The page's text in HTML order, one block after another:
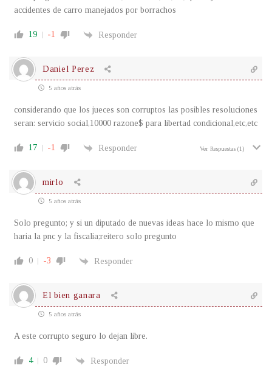
accidentes de carro manejados por borrachos
19 -1 Responder
Daniel Perez
5 años atrás
considerando que los jueces son corruptos las posibles resoluciones
seran: servicio social,10000 razone$ para libertad condicional,etc,etc
17 -1 Responder Ver Respuestas (1)
mirlo
5 años atrás
Solo pregunto; y si un diputado de nuevas ideas hace lo mismo que
haria la pnc y la fiscalia;reitero solo pregunto
0 -3 Responder
El bien ganara
5 años atrás
A este corrupto seguro lo dejan libre.
4 0 Responder